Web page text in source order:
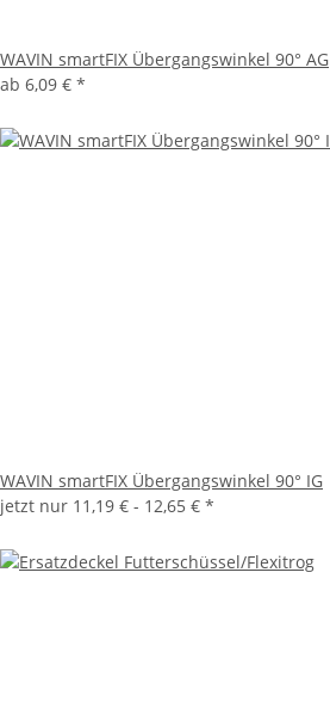
WAVIN smartFIX Übergangswinkel 90° AG
ab 6,09 € *
WAVIN smartFIX Übergangswinkel 90° IG
jetzt nur 11,19 € - 12,65 € *